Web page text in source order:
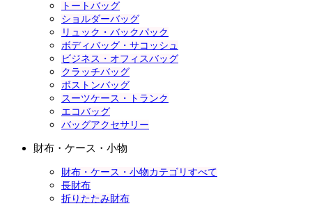
トートバッグ
ショルダーバッグ
リュック・バックパック
ボディバッグ・サコッシュ
ビジネス・オフィスバッグ
クラッチバッグ
ボストンバッグ
スーツケース・トランク
エコバッグ
バッグアクセサリー
財布・ケース・小物
財布・ケース・小物カテゴリすべて
長財布
折りたたみ財布